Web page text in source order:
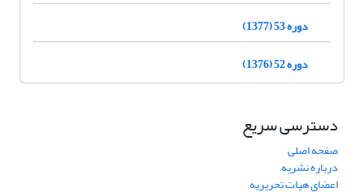
دوره 53 (1377)
دوره 52 (1376)
دسترسی سریع
صفحه اصلی
درباره نشریه
اعضای هیات تحریریه